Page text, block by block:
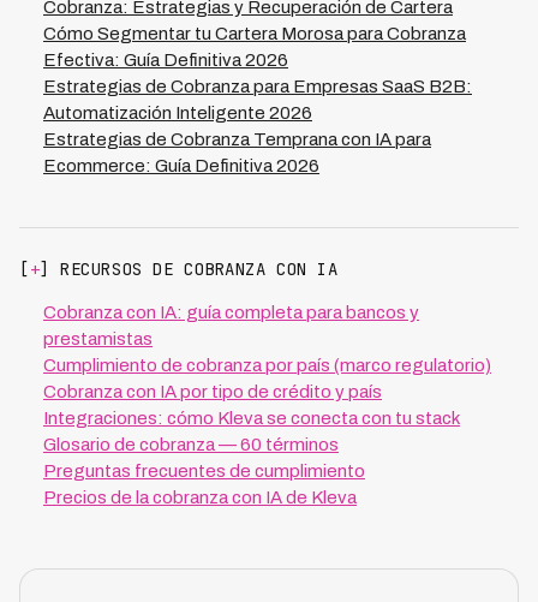
contexto económico local. Instituciones que
implementan este enfoque multi-país logran mantener
tasas de recuperación del 73% mientras reducen
costos en 70%, mejorando simultáneamente la
experiencia del deudor y el cumplimiento regulatorio.
Cobranza: Estrategias y Recuperación de Cartera
Cómo Segmentar tu Cartera Morosa para Cobranza
Efectiva: Guía Definitiva 2026
Estrategias de Cobranza para Empresas SaaS B2B:
Automatización Inteligente 2026
Estrategias de Cobranza Temprana con IA para
Ecommerce: Guía Definitiva 2026
[ +] RECURSOS DE COBRANZA CON IA
Cobranza con IA: guía completa para bancos y
prestamistas
Cumplimiento de cobranza por país (marco regulatorio)
Cobranza con IA por tipo de crédito y país
Integraciones: cómo Kleva se conecta con tu stack
Glosario de cobranza — 60 términos
Preguntas frecuentes de cumplimiento
Precios de la cobranza con IA de Kleva